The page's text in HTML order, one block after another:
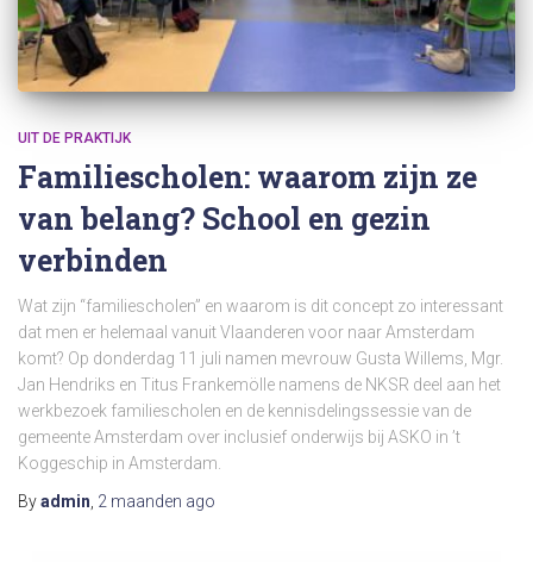
UIT DE PRAKTIJK
Familiescholen: waarom zijn ze
van belang? School en gezin
verbinden
Wat zijn “familie­scho­len” en waarom is dit concept zo inte­res­sant
dat men er helemaal vanuit Vlaan­de­ren voor naar Am­ster­dam
komt? Op donderdag 11 juli namen mevrouw Gusta Willems, Mgr.
Jan Hendriks en Titus Frankemölle namens de NKSR deel aan het
werkbezoek familiescholen en de kennisdelingssessie van de
gemeente Amsterdam over inclusief onderwijs bij ASKO in ’t
Koggeschip in Amsterdam.
Byadmin 2 maanden ago